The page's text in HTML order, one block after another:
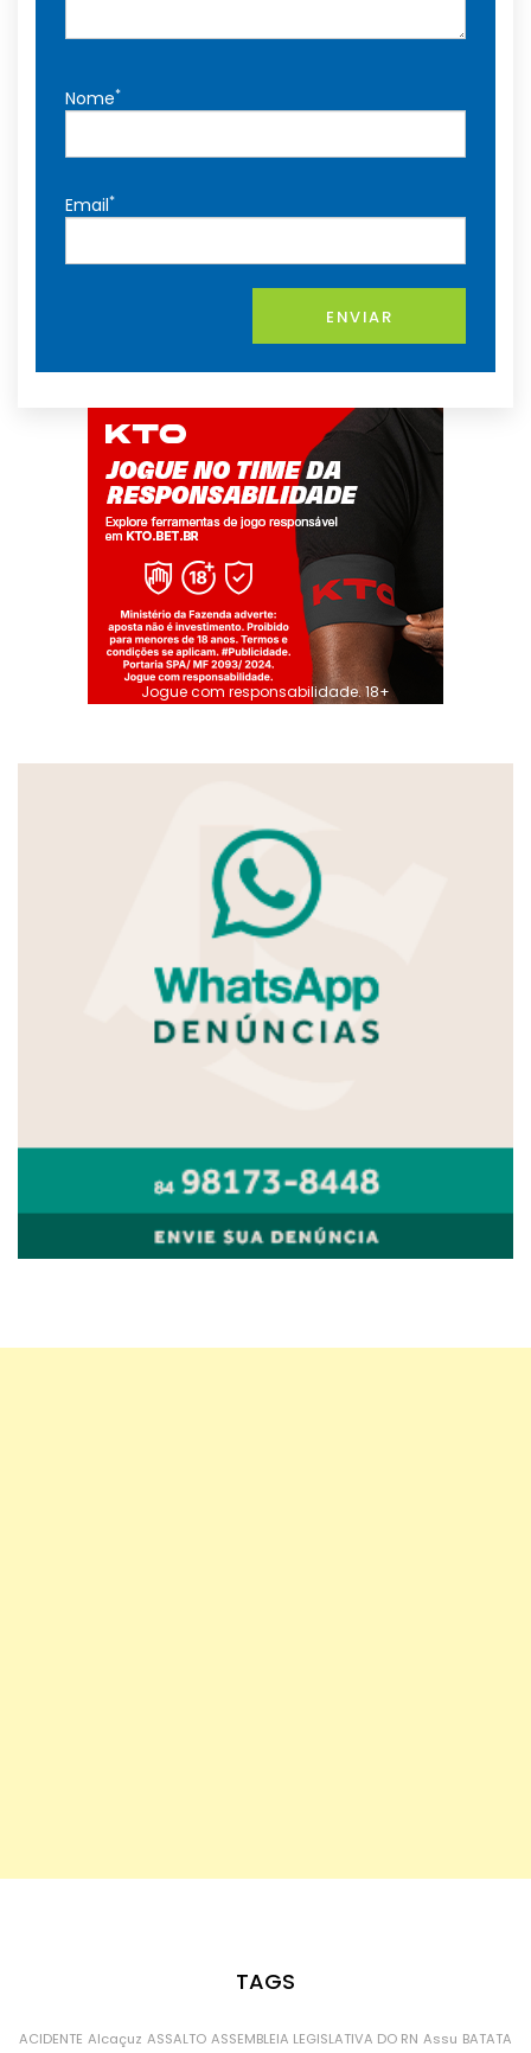
Nome*
Email*
ENVIAR
Jogue com responsabilidade. 18+
TAGS
ACIDENTE Alcaçuz ASSALTO ASSEMBLEIA LEGISLATIVA DO RN Assu BATATA